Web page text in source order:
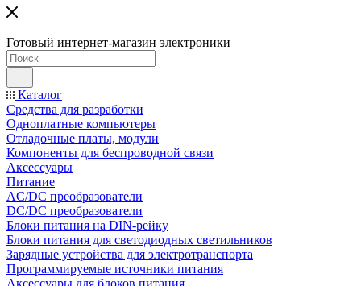
Готовый интернет-магазин электроники
Каталог
Средства для разработки
Одноплатные компьютеры
Отладочные платы, модули
Компоненты для беспроводной связи
Аксессуары
Питание
AC/DC преобразователи
DC/DC преобразователи
Блоки питания на DIN-рейку
Блоки питания для светодиодных светильников
Зарядные устройства для электротранспорта
Программируемые источники питания
Аксессуары для блоков питания